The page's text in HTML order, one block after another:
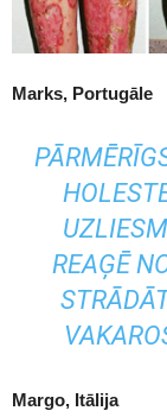
Marks, Portugāle
REAĢĒ
Margo, Itālija